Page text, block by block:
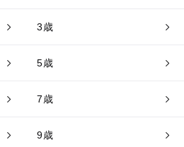
3歳
5歳
7歳
9歳